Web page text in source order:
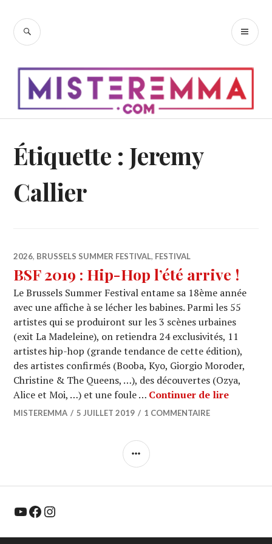
contenu
RECHERCHE
Étiquette : Jeremy
Callier
2026, BRUSSELS SUMMER FESTIVAL, FESTIVAL
BSF 2019 : Hip-Hop l’été arrive !
Le Brussels Summer Festival entame sa 18ème année
avec une affiche à se lécher les babines. Parmi les 55
artistes qui se produiront sur les 3 scènes urbaines
(exit La Madeleine), on retiendra 24 exclusivités, 11
artistes hip-hop (grande tendance de cette édition),
des artistes confirmés (Booba, Kyo, Giorgio Moroder,
Christine & The Queens, …), des découvertes (Ozya,
Alice et Moi, …) et une foule … Continuer de lireBSF
MISTEREMMA 5 JUILLET 2019 1 COMMENTAIRE
COLONNE
YouTube Facebook Instagram